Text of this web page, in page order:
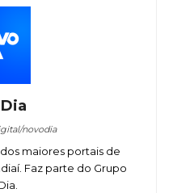
novodia
maiores portais de
Faz parte do Grupo